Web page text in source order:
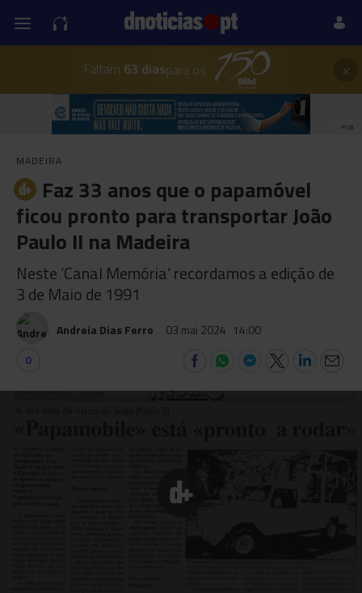
Faltam 63 diaspara os ×
PUB
MADEIRA
Faz 33 anos que o papamóvel
ficou pronto para transportar João
Paulo II na Madeira
Neste ‘Canal Memória’ recordamos a edição de
3 de Maio de 1991
Andreia Dias Ferro 03 mai 2024 14:00
0